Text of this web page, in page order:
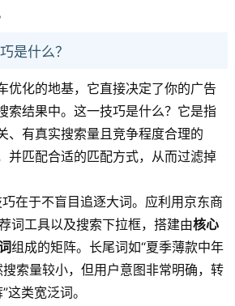
是什么？
优化的地基，它直接决定了你的广告
索结果中。这一技巧是什么？它是指
、有真实搜索量且竞争程度合理的
并匹配合适的匹配方式，从而过滤掉
在于不盲目追逐大词。应利用京东商
词工具以及搜索下拉框，搭建由核心
组成的矩阵。长尾词如“夏季薄款中年
搜索量较小，但用户意图非常明确，转
这类宽泛词。